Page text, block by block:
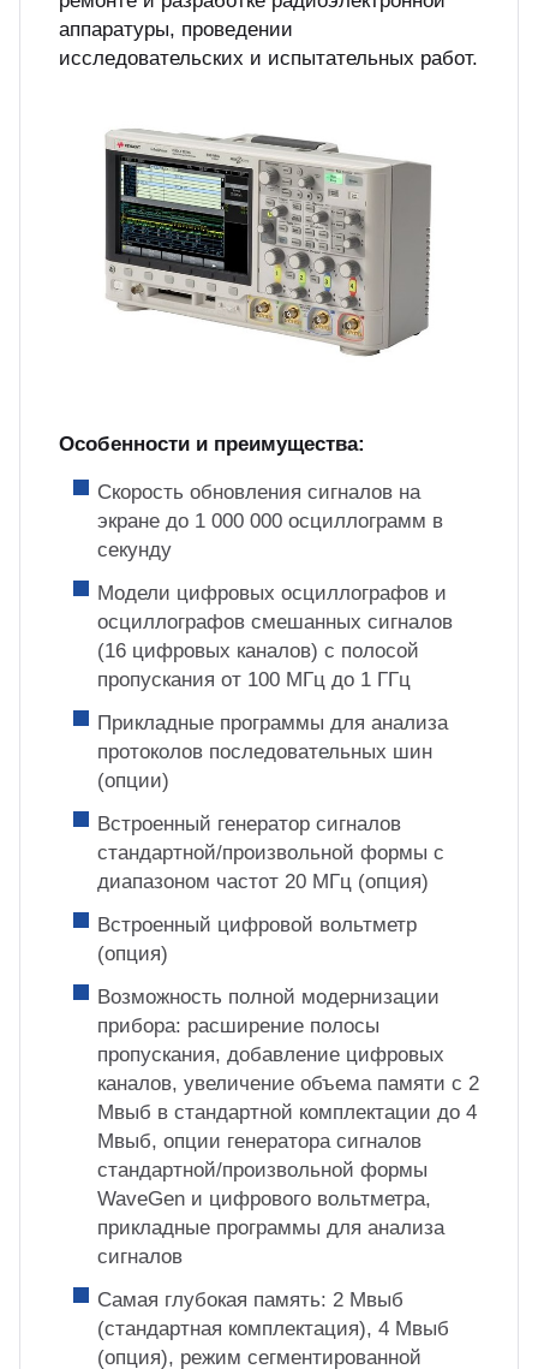
аппаратуры, проведении
исследовательских и испытательных работ.
Особенности и преимущества:
Скорость обновления сигналов на
экране до 1 000 000 осциллограмм в
секунду
Модели цифровых осциллографов и
осциллографов смешанных сигналов
(16 цифровых каналов) с полосой
пропускания от 100 МГц до 1 ГГц
Прикладные программы для анализа
протоколов последовательных шин
(опции)
Встроенный генератор сигналов
стандартной/произвольной формы c
диапазоном частот 20 МГц (опция)
Встроенный цифровой вольтметр
(опция)
Возможность полной модернизации
прибора: расширение полосы
пропускания, добавление цифровых
каналов, увеличение объема памяти с 2
Мвыб в стандартной комплектации до 4
Мвыб, опции генератора сигналов
стандартной/произвольной формы
WaveGen и цифрового вольтметра,
прикладные программы для анализа
сигналов
Самая глубокая память: 2 Мвыб
(стандартная комплектация), 4 Мвыб
(опция), режим сегментированной